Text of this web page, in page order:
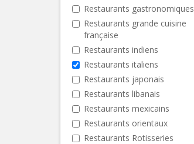
Restaurants gastronomiques
Restaurants grande cuisine
française
Restaurants indiens
Restaurants italiens
Restaurants japonais
Restaurants libanais
Restaurants mexicains
Restaurants orientaux
Restaurants Rotisseries